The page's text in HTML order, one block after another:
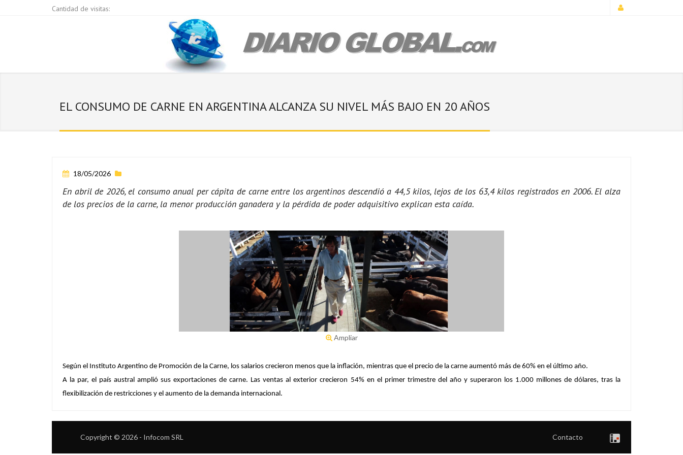
Cantidad de visitas:
EL CONSUMO DE CARNE EN ARGENTINA ALCANZA SU NIVEL MÁS BAJO EN 20 AÑOS
18/05/2026
En abril de 2026, el consumo anual per cápita de carne entre los argentinos descendió a 44,5 kilos, lejos de los 63,4 kilos registrados en 2006. El alza
de los precios de la carne, la menor producción ganadera y la pérdida de poder adquisitivo explican esta caída.
Ampliar
Según el Instituto Argentino de Promoción de la Carne, los salarios crecieron menos que la inflación, mientras que el precio de la carne aumentó más de 60% en el último año.
A la par, el país austral amplió sus exportaciones de carne. Las ventas al exterior crecieron 54% en el primer trimestre del añoy superaron los 1.000 millones de dólares, tras la
flexibilización de restricciones y el aumento de la demanda internacional.
Copyright © 2026 - Infocom SRL Contacto